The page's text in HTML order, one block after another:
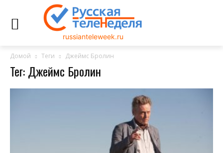
russianteleweek.ru
Домой Теги Джеймс Бролин
Тег: Джеймс Бролин